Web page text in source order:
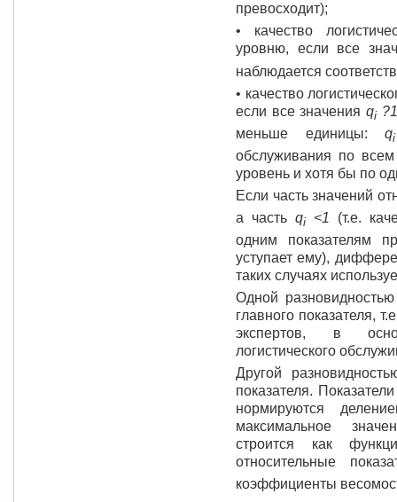
превосходит);
• качество
уровню, если все
наблюдается
• качество
если все значенияqi ?1
меньше единицы:qi
обслуживания по
уровень и хотя бы по
Если часть значений
а часть qi <1
(т.е.
одним показателям
уступает ему),
таких случаях
Одной
главного показателя,
экспертов, в
логистического
Другой
показателя.
нормируются
максимальное
строится как
относительные
коэффициенты